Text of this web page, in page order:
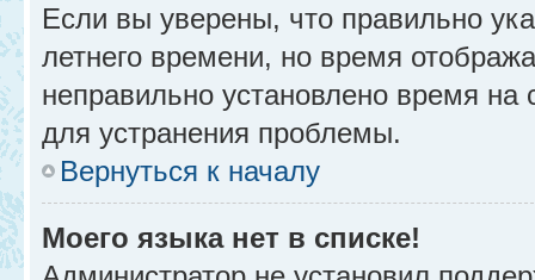
Если вы уверены, что правильно
летнего времени, но время
неправильно установлено время
для устранения проблемы.
Вернуться к началу
Моего языка нет в списке!